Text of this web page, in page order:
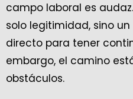
campo laboral es
solo legitimidad, sino
directo para tener
embargo, el camino
obstáculos.